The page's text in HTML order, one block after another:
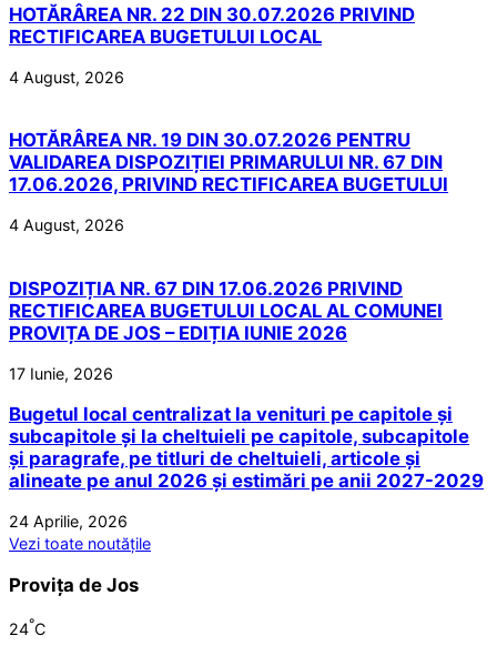
HOTĂRÂREA NR. 22 DIN 30.07.2026 PRIVIND
RECTIFICAREA BUGETULUI LOCAL
4 August, 2026
HOTĂRÂREA NR. 19 DIN 30.07.2026 PENTRU
VALIDAREA DISPOZIȚIEI PRIMARULUI NR. 67 DIN
17.06.2026, PRIVIND RECTIFICAREA BUGETULUI
4 August, 2026
DISPOZIȚIA NR. 67 DIN 17.06.2026 PRIVIND
RECTIFICAREA BUGETULUI LOCAL AL COMUNEI
PROVIȚA DE JOS – EDIȚIA IUNIE 2026
17 Iunie, 2026
Bugetul local centralizat la venituri pe capitole și
subcapitole și la cheltuieli pe capitole, subcapitole
și paragrafe, pe titluri de cheltuieli, articole și
alineate pe anul 2026 și estimări pe anii 2027-2029
24 Aprilie, 2026
Vezi toate noutățile
Provița de Jos
24°C